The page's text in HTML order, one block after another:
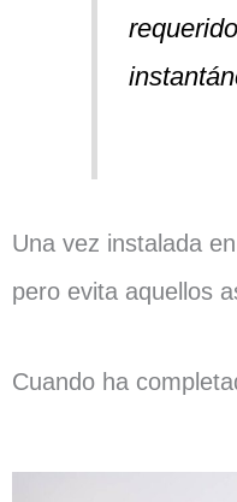
Una vez instalada
pero evita aquellos
Cuando ha